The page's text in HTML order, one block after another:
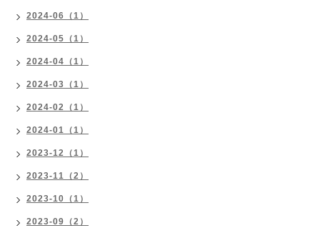
2024-06（1）
2024-05（1）
2024-04（1）
2024-03（1）
2024-02（1）
2024-01（1）
2023-12（1）
2023-11（2）
2023-10（1）
2023-09（2）